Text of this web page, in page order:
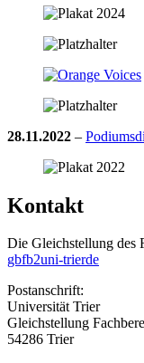
28.11.2022 –
Kontakt
Die Gleichstellung des
gbfb2uni-trierde
Postanschrift:
Universität Trier
Gleichstellung
54286 Trier